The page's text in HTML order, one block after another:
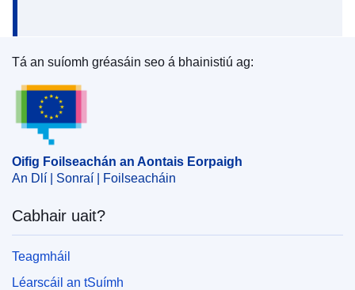
Oifig Foilseachán an Aontais Eorpaigh
Tá an suíomh gréasáin seo á bhainistiú ag:
Oifig Foilseachán an Aontais Eorpaigh
An Dlí | Sonraí | Foilseacháin
Cabhair uait?
Teagmháil
Léarscáil an tSuímh